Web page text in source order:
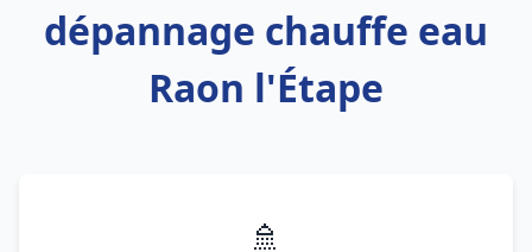
dépannage chauffe eau
Raon l'Étape
🚿